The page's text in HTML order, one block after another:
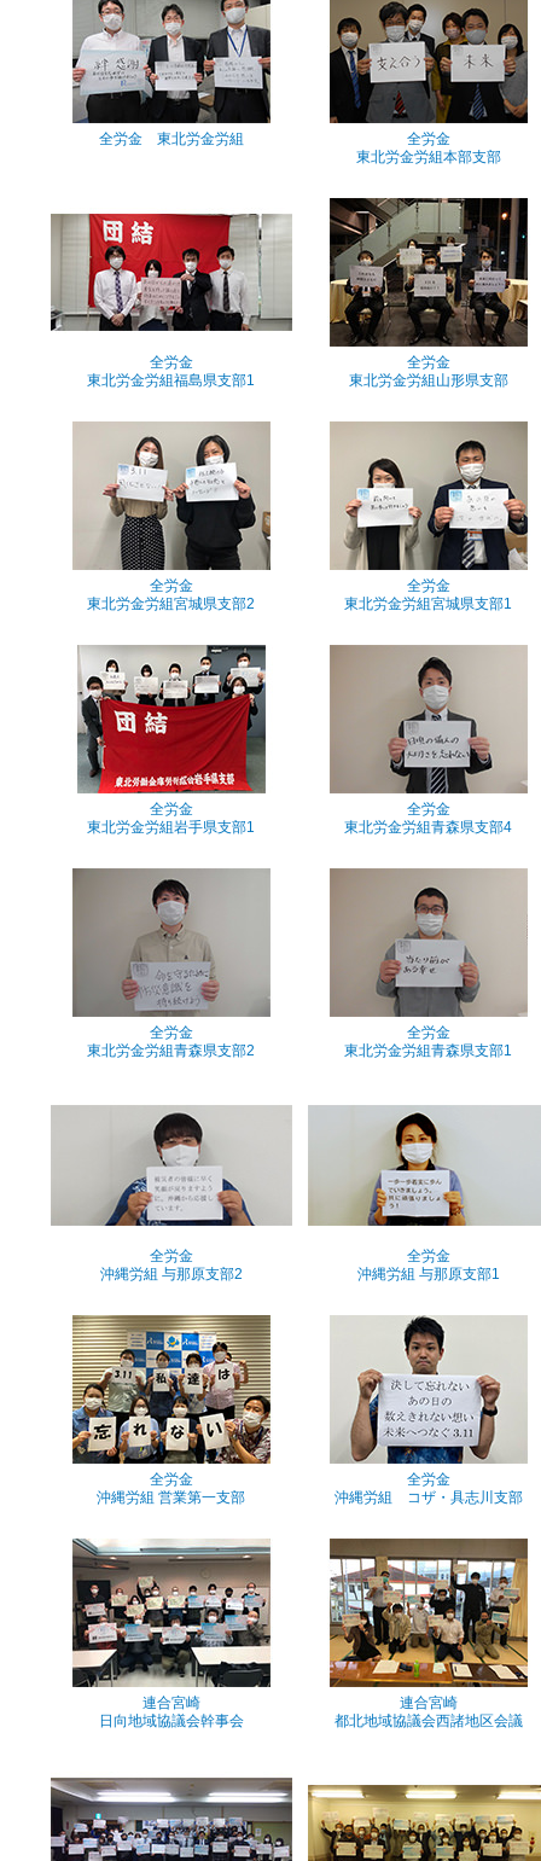
全労金 東北労金労組
全労金
東北労金労組本部支部
全労金
東北労金労組福島県支部1
全労金
東北労金労組山形県支部
全労金
東北労金労組宮城県支部2
全労金
東北労金労組宮城県支部1
全労金
東北労金労組岩手県支部1
全労金
東北労金労組青森県支部4
全労金
東北労金労組青森県支部2
全労金
東北労金労組青森県支部1
全労金
沖縄労組 与那原支部2
全労金
沖縄労組 与那原支部1
全労金
沖縄労組 営業第一支部
全労金
沖縄労組 コザ・具志川支部
連合宮崎
日向地域協議会幹事会
連合宮崎
都北地域協議会西諸地区会議